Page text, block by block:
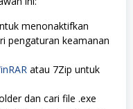
menonaktifkan
pengaturan keamanan
atau 7Zip untuk
dan cari file .exe